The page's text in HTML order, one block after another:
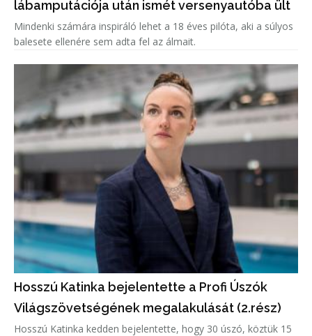
lábamputációja után ismét versenyautóba ült
Mindenki számára inspiráló lehet a 18 éves pilóta, aki a súlyos
balesete ellenére sem adta fel az álmait.
Hosszú Katinka bejelentette a Profi Úszók
Világszövetségének megalakulását (2.rész)
Hosszú Katinka kedden bejelentette, hogy 30 úszó, köztük 15